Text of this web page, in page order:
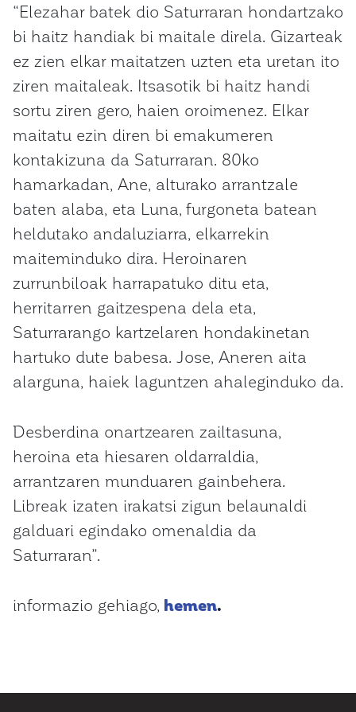
“Elezahar batek dio Saturraran hondartzako
bi haitz handiak bi maitale direla. Gizarteak
ez zien elkar maitatzen uzten eta uretan ito
ziren maitaleak. Itsasotik bi haitz handi
sortu ziren gero, haien oroimenez. Elkar
maitatu ezin diren bi emakumeren
kontakizuna da Saturraran. 80ko
hamarkadan, Ane, alturako arrantzale
baten alaba, eta Luna, furgoneta batean
heldutako andaluziarra, elkarrekin
maiteminduko dira. Heroinaren
zurrunbiloak harrapatuko ditu eta,
herritarren gaitzespena dela eta,
Saturrarango kartzelaren hondakinetan
hartuko dute babesa. Jose, Aneren aita
alarguna, haiek laguntzen ahaleginduko da.
Desberdina onartzearen zailtasuna,
heroina eta hiesaren oldarraldia,
arrantzaren munduaren gainbehera.
Libreak izaten irakatsi zigun belaunaldi
galduari egindako omenaldia da
Saturraran”.
informazio gehiago, hemen.